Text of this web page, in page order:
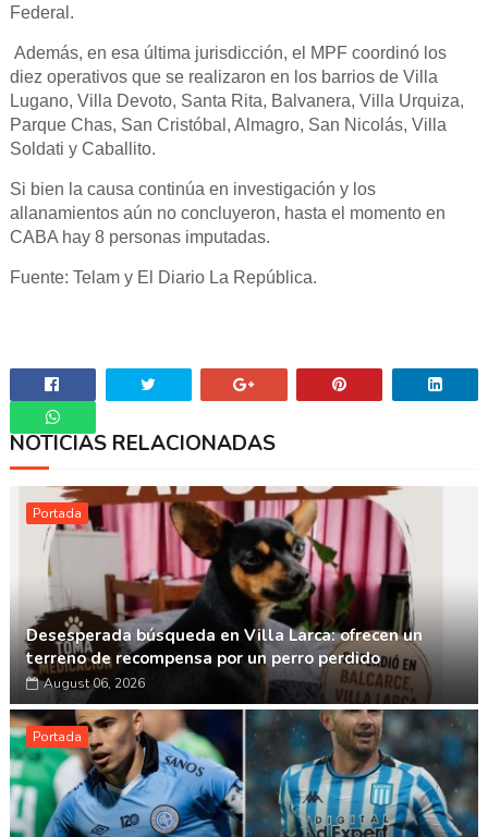
Federal.
Además, en esa última jurisdicción, el MPF coordinó los
diez operativos que se realizaron en los barrios de Villa
Lugano, Villa Devoto, Santa Rita, Balvanera, Villa Urquiza,
Parque Chas, San Cristóbal, Almagro, San Nicolás, Villa
Soldati y Caballito.
Si bien la causa continúa en investigación y los
allanamientos aún no concluyeron, hasta el momento en
CABA hay 8 personas imputadas.
Fuente: Telam y El Diario La República.
Whatsapp
NOTICIAS RELACIONADAS
Portada
Desesperada búsqueda en Villa Larca: ofrecen un
terreno de recompensa por un perro perdido
August 06, 2026
Portada